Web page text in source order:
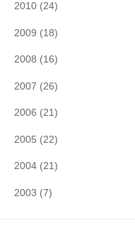
2010 (24)
2009 (18)
2008 (16)
2007 (26)
2006 (21)
2005 (22)
2004 (21)
2003 (7)